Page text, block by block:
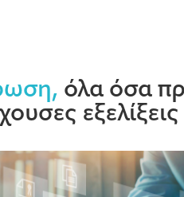
όλα όσα
εξελίξεις